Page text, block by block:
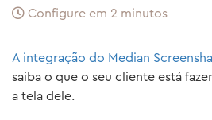
Configure em 2 minutos
A integração do Median
saiba o que o seu cliente está
a tela dele.